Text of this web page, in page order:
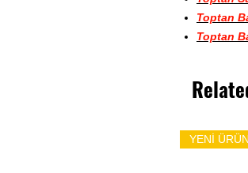
Toptan
Toptan
YENİ ÜRÜN